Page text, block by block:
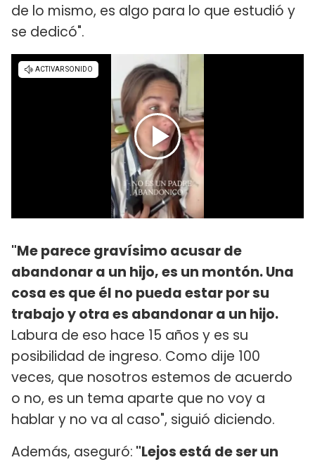
de lo mismo, es algo para lo que estudió y
se dedicó".
"Me parece gravísimo acusar de
abandonar a un hijo, es un montón. Una
cosa es que él no pueda estar por su
trabajo y otra es abandonar a un hijo.
Labura de eso hace 15 años y es su
posibilidad de ingreso. Como dije 100
veces, que nosotros estemos de acuerdo
o no, es un tema aparte que no voy a
hablar y no va al caso", siguió diciendo.
Además, aseguró: "Lejos está de ser un